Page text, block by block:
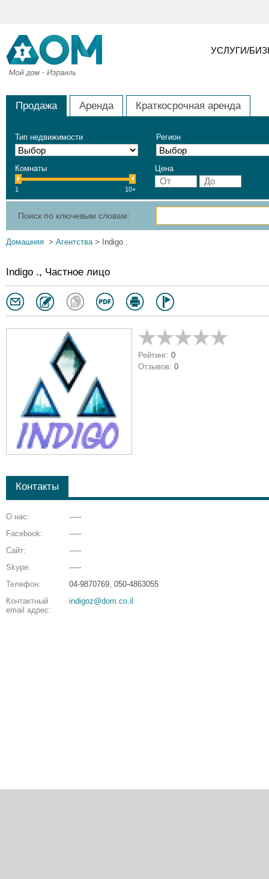
УСЛУГИ/
Продажа Аренда Краткосрочная аренда
Тип недвижимости Регион
Комнаты
1 10+
Цена
Поиск по ключевым словам:
Домашняя > Агентства> Indigo .
Indigo ., Частное лицо
Рейтинг: 0
Отзывов: 0
Контакты
О нас:
-----
Facebook:
-----
Сайт:
-----
Skype:
-----
Телефон:
04-9870769, 050-4863055
Контактный
email адрес:
indigoz@dom.co.il